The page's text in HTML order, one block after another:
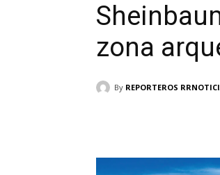
zona
By REPORTEROS